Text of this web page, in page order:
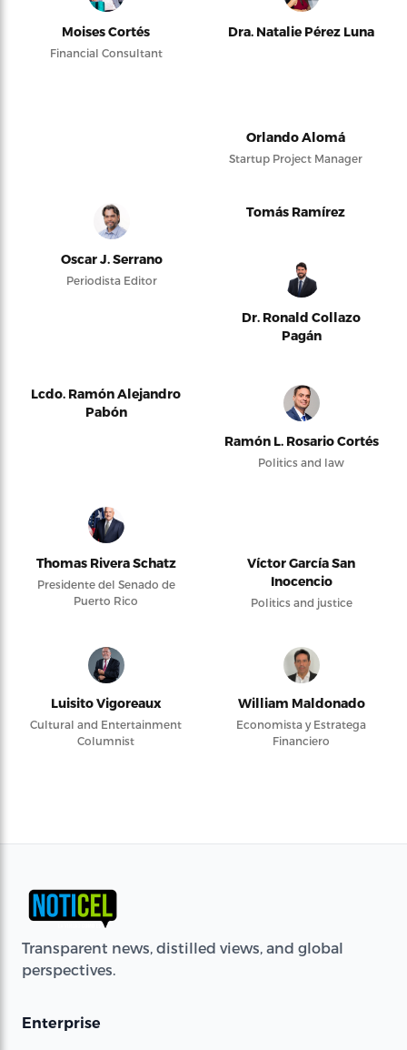
Moises Cortés
Financial Consultant
Dra. Natalie Pérez Luna
Orlando Alomá
Startup Project Manager
Oscar J. Serrano
Periodista Editor
Tomás Ramírez
Dr. Ronald Collazo
Pagán
Lcdo. Ramón Alejandro
Pabón
Ramón L. Rosario Cortés
Politics and law
Thomas Rivera Schatz
Presidente del Senado de
Puerto Rico
Víctor García San
Inocencio
Politics and justice
Luisito Vigoreaux
Cultural and Entertainment
Columnist
William Maldonado
Economista y Estratega
Financiero
Transparent news, distilled views, and global
perspectives.
Enterprise